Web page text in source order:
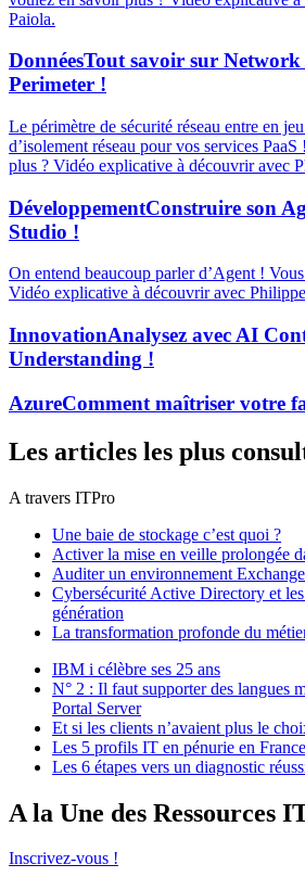
Paiola.
DonnéesTout savoir sur Network
Perimeter !
Le périmètre de sécurité réseau entre en
d’isolement réseau pour vos services
plus ? Vidéo explicative à découvrir avec
DéveloppementConstruire son
Studio !
On entend beaucoup parler d’Agent !
Vidéo explicative à découvrir avec
InnovationAnalysez avec AI
Understanding !
AzureComment maîtriser votre
Les articles les plus
A travers ITPro
Une baie de stockage c’est quoi ?
Activer la mise en veille prolongée
Auditer un environnement
Cybersécurité Active Directory et
génération
La transformation profonde du
IBM i célèbre ses 25 ans
N° 2 : Il faut supporter des langues
Portal Server
Et si les clients n’avaient plus le
Les 5 profils IT en pénurie en France
Les 6 étapes vers un diagnostic
A la Une des Ressources
Inscrivez-vous !